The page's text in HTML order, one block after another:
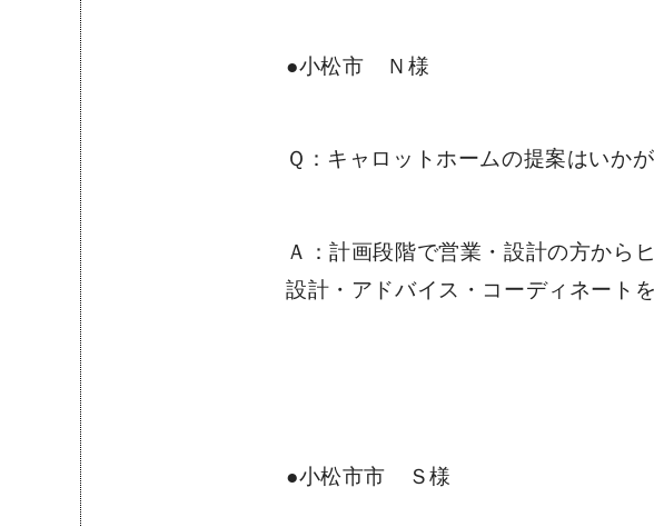
●小松市 Ｎ様
Ｑ：キャロットホームの提案はいか
Ａ：計画段階で営業・設計の方から
設計・アドバイス・コーディネート
●小松市市 Ｓ様